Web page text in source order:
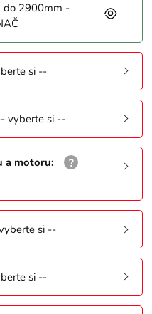
do 2900mm -
si --
vyberte si --
a motoru:
si --
si --